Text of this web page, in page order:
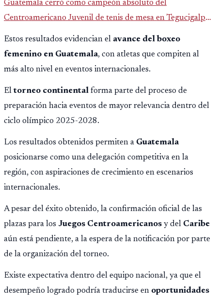
Guatemala cerró como campeón absoluto del
Centroamericano Juvenil de tenis de mesa en Tegucigalpa
con 6 oros, 2 platas y 9 bronces, según la cobertura oficial
difundida por CDAG.
Estos resultados evidencian el avance del boxeo
femenino en Guatemala, con atletas que compiten al
más alto nivel en eventos internacionales.
Eltorneo continental forma parte del proceso de
preparación hacia eventos de mayor relevancia dentro del
ciclo olímpico 2025-2028.
Los resultados obtenidos permiten a Guatemala
posicionarse como una delegación competitiva en la
región, con aspiraciones de crecimiento en escenarios
internacionales.
A pesar del éxito obtenido, la confirmación oficial de las
plazas para los Juegos Centroamericanos y del Caribe
aún está pendiente, a la espera de la notificación por parte
de la organización del torneo.
Existe expectativa dentro del equipo nacional, ya que el
desempeño logrado podría traducirse en oportunidades